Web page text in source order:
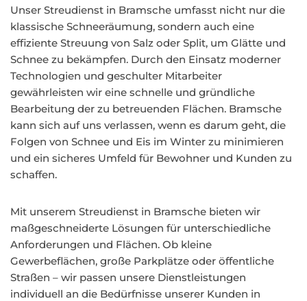
Unser Streudienst in Bramsche umfasst nicht nur die
klassische Schneeräumung, sondern auch eine
effiziente Streuung von Salz oder Split, um Glätte und
Schnee zu bekämpfen. Durch den Einsatz moderner
Technologien und geschulter Mitarbeiter
gewährleisten wir eine schnelle und gründliche
Bearbeitung der zu betreuenden Flächen. Bramsche
kann sich auf uns verlassen, wenn es darum geht, die
Folgen von Schnee und Eis im Winter zu minimieren
und ein sicheres Umfeld für Bewohner und Kunden zu
schaffen.
Mit unserem Streudienst in Bramsche bieten wir
maßgeschneiderte Lösungen für unterschiedliche
Anforderungen und Flächen. Ob kleine
Gewerbeflächen, große Parkplätze oder öffentliche
Straßen – wir passen unsere Dienstleistungen
individuell an die Bedürfnisse unserer Kunden in